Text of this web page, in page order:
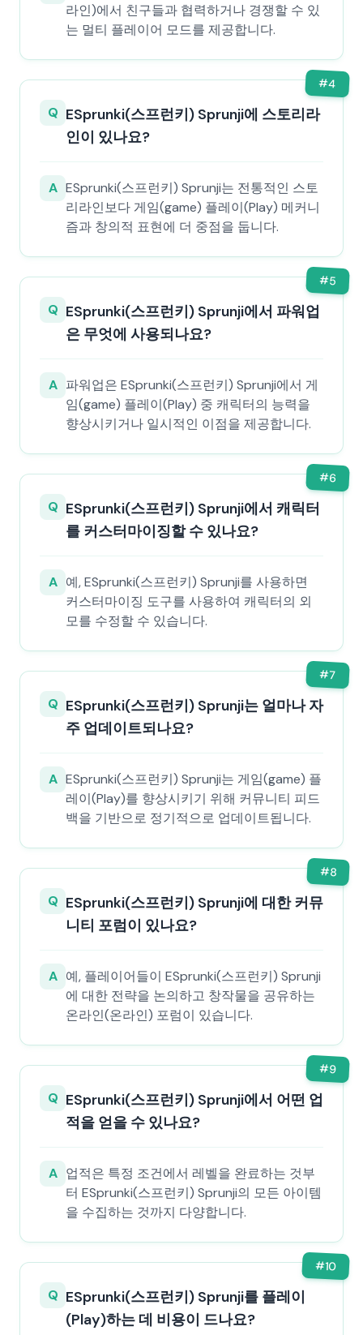
라인)에서 친구들과 협력하거나 경쟁할 수 있
는 멀티 플레이어 모드를 제공합니다.
#4
Q ESprunki(스프런키) Sprunji에 스토리라
인이 있나요?
A ESprunki(스프런키) Sprunji는 전통적인 스토
리라인보다 게임(game) 플레이(Play) 메커니
즘과 창의적 표현에 더 중점을 둡니다.
#5
Q ESprunki(스프런키) Sprunji에서 파워업
은 무엇에 사용되나요?
A 파워업은 ESprunki(스프런키) Sprunji에서 게
임(game) 플레이(Play) 중 캐릭터의 능력을
향상시키거나 일시적인 이점을 제공합니다.
#6
Q ESprunki(스프런키) Sprunji에서 캐릭터
를 커스터마이징할 수 있나요?
A 예, ESprunki(스프런키) Sprunji를 사용하면
커스터마이징 도구를 사용하여 캐릭터의 외
모를 수정할 수 있습니다.
#7
Q ESprunki(스프런키) Sprunji는 얼마나 자
주 업데이트되나요?
A ESprunki(스프런키) Sprunji는 게임(game) 플
레이(Play)를 향상시키기 위해 커뮤니티 피드
백을 기반으로 정기적으로 업데이트됩니다.
#8
Q ESprunki(스프런키) Sprunji에 대한 커뮤
니티 포럼이 있나요?
A 예, 플레이어들이 ESprunki(스프런키) Sprunji
에 대한 전략을 논의하고 창작물을 공유하는
온라인(온라인) 포럼이 있습니다.
#9
Q ESprunki(스프런키) Sprunji에서 어떤 업
적을 얻을 수 있나요?
A 업적은 특정 조건에서 레벨을 완료하는 것부
터 ESprunki(스프런키) Sprunji의 모든 아이템
을 수집하는 것까지 다양합니다.
#10
Q ESprunki(스프런키) Sprunji를 플레이
(Play)하는 데 비용이 드나요?